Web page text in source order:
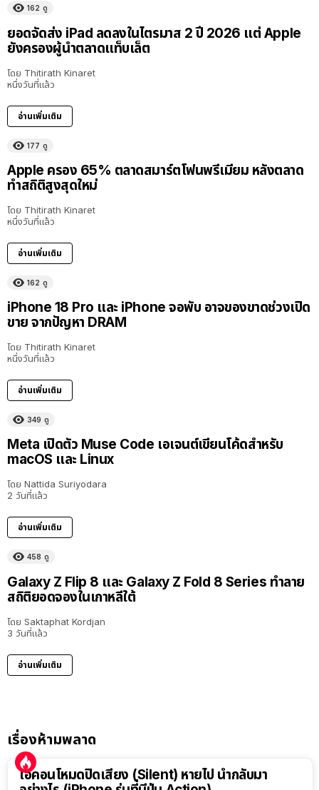
162 ดู
ยอดจัดส่ง iPad ลดลงในไตรมาส 2 ปี 2026 แต่ Apple
ยังครองผู้นำตลาดแท็บเล็ต
โดย Thitirath Kinaret
หนึ่งวันที่แล้ว
อ่านเพิ่มเติม
177 ดู
Apple ครอง 65% ตลาดสมาร์ตโฟนพรีเมียม หลังตลาด
ทำสถิติสูงสุดใหม่
โดย Thitirath Kinaret
หนึ่งวันที่แล้ว
อ่านเพิ่มเติม
162 ดู
iPhone 18 Pro และ iPhone จอพับ อาจของขาดช่วงเปิด
ขาย จากปัญหา DRAM
โดย Thitirath Kinaret
หนึ่งวันที่แล้ว
อ่านเพิ่มเติม
349 ดู
Meta เปิดตัว Muse Code เอเจนต์เขียนโค้ดสำหรับ
macOS และ Linux
โดย Nattida Suriyodara
2 วันที่แล้ว
อ่านเพิ่มเติม
458 ดู
Galaxy Z Flip 8 และ Galaxy Z Fold 8 Series ทำลาย
สถิติยอดจองในเกาหลีใต้
โดย Saktaphat Kordjan
3 วันที่แล้ว
อ่านเพิ่มเติม
เรื่องห้ามพลาด
ไอคอนโหมดปิดเสียง (Silent) หายไป นำกลับมา